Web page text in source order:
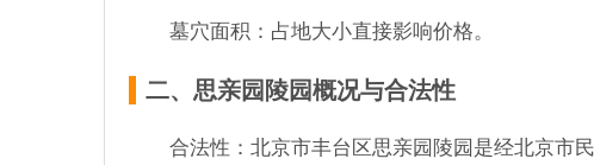
墓穴面积：占地大小直接影响价格。
二、思亲园陵园概况与合法性
合法性：北京市丰台区思亲园陵园是经北京市